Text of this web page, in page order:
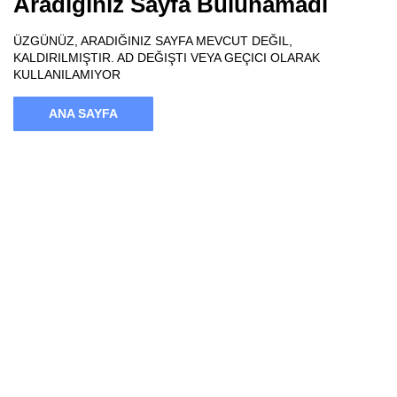
ÜZGÜNÜZ, ARADIĞINIZ SAYFA MEVCUT DEĞIL,
KALDIRILMIŞTIR. AD DEĞIŞTI VEYA GEÇICI OLARAK
KULLANILAMIYOR
ANA SAYFA